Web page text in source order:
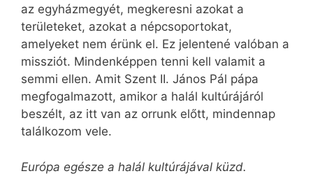
az egyházmegyét, megkeresni azokat a
területeket, azokat a népcsoportokat,
amelyeket nem érünk el. Ez jelentené valóban a
missziót. Mindenképpen tenni kell valamit a
semmi ellen. Amit Szent II. János Pál pápa
megfogalmazott, amikor a halál kultúrájáról
beszélt, az itt van az orrunk előtt, mindennap
találkozom vele.
Európa egésze a halál kultúrájával küzd.